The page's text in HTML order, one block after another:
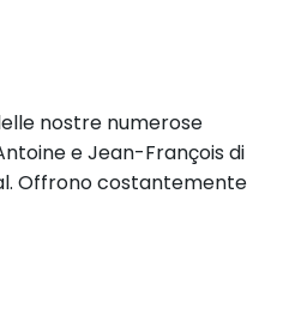
nostre numerose
e Jean-François di
Offrono costantemente